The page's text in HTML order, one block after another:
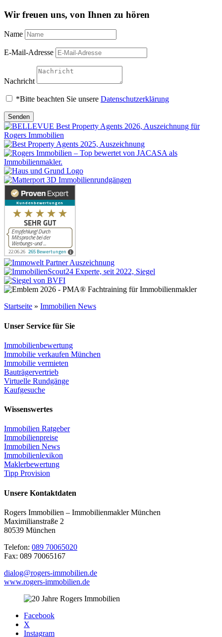
Wir freuen uns, von Ihnen zu hören
Name
E-Mail-Adresse
Nachricht
*Bitte beachten Sie unsere Datenschutzerklärung
Senden
Startseite » Immobilien News
Unser Service für Sie
Immobilienbewertung
Immobilie verkaufen München
Immobilie vermieten
Bauträgervertrieb
Virtuelle Rundgänge
Kaufgesuche
Wissenswertes
Immobilien Ratgeber
Immobilienpreise
Immobilien News
Immobilienlexikon
Maklerbewertung
Tipp Provision
Unsere Kontaktdaten
Rogers Immobilien – Immobilienmakler München
Maximilianstraße 2
80539 München
Telefon: 089 70065020
Fax: 089 70065167
dialog@rogers-immobilien.de
www.rogers-immobilien.de
Facebook
X
Instagram